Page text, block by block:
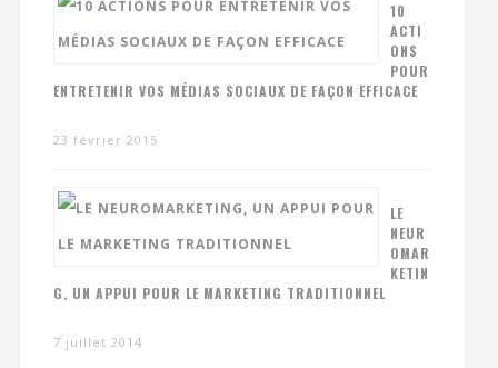
10
ACTI
ONS
POUR
ENTRETENIR VOS MÉDIAS SOCIAUX DE FAÇON EFFICACE
23 février 2015
LE
NEUR
OMAR
KETIN
G, UN APPUI POUR LE MARKETING TRADITIONNEL
7 juillet 2014